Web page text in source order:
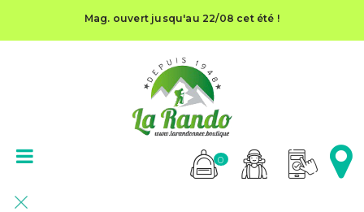
Mag. ouvert jusqu'au 22/08 cet été !
0